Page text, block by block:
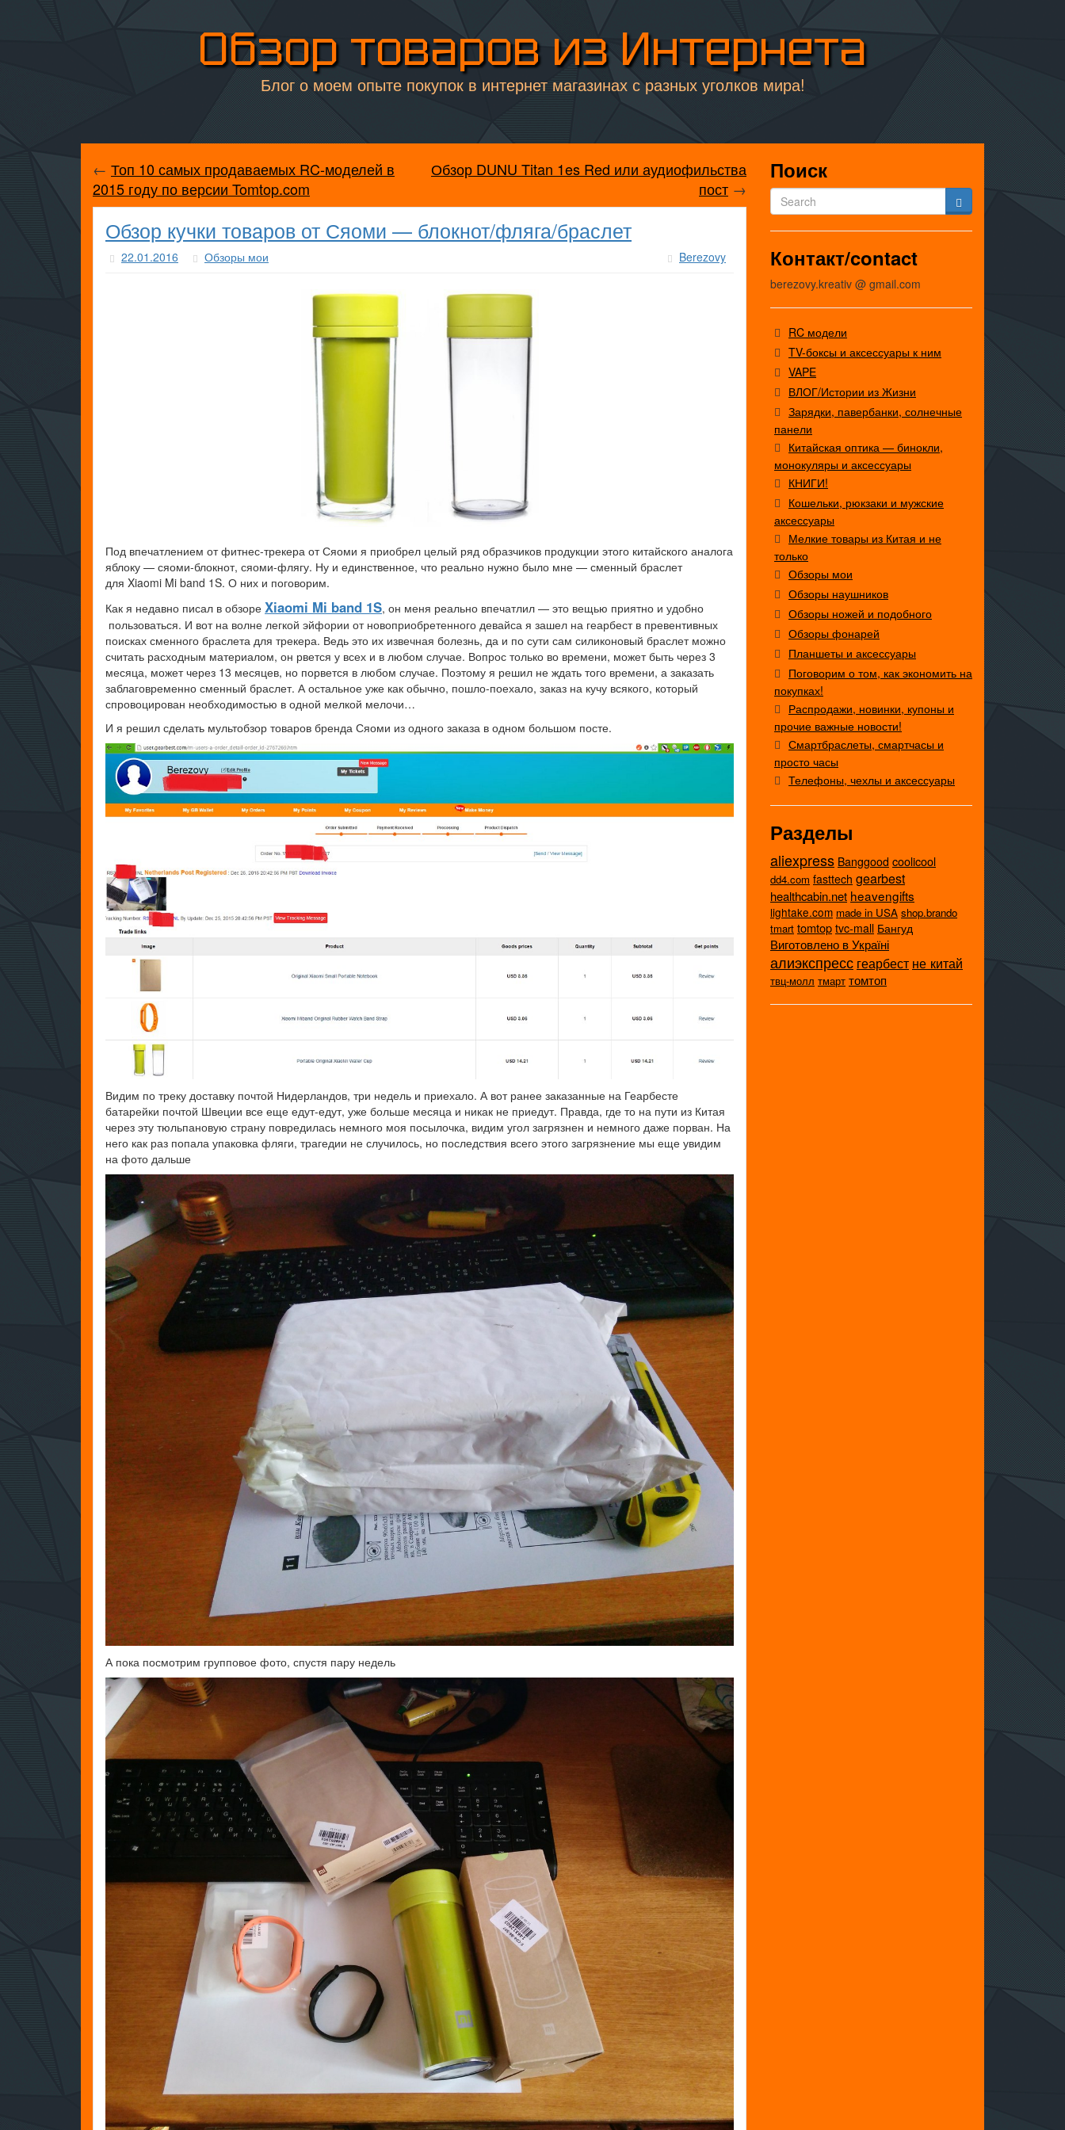
Обзор товаров из Интернета
Блог о моем опыте покупок в интернет магазинах с разных уголков мира!
← Топ 10 самых продаваемых RC-моделей в
2015 году по версии Tomtop.com
Обзор DUNU Titan 1es Red или аудиофильства
пост →
Обзор кучки товаров от Сяоми — блокнот/фляга/браслет
22.01.2016 Обзоры мои Berezovy
Под впечатлением от фитнес-трекера от Сяоми я приобрел целый ряд образчиков продукции этого китайского аналога
яблоку — сяоми-блокнот, сяоми-флягу. Ну и единственное, что реально нужно было мне — сменный браслет
для Xiaomi Mi band 1S. О них и поговорим.
Как я недавно писал в обзоре Xiaomi Mi band 1S, он меня реально впечатлил — это вещью приятно и удобно
пользоваться. И вот на волне легкой эйфории от новоприобретенного девайса я зашел на геарбест в превентивных
поисках сменного браслета для трекера. Ведь это их извечная болезнь, да и по сути сам силиконовый браслет можно
считать расходным материалом, он рвется у всех и в любом случае. Вопрос только во времени, может быть через 3
месяца, может через 13 месяцев, но порвется в любом случае. Поэтому я решил не ждать того времени, а заказать
заблаговременно сменный браслет. А остальное уже как обычно, пошло-поехало, заказ на кучу всякого, который
спровоцирован необходимостью в одной мелкой мелочи…
И я решил сделать мультобзор товаров бренда Сяоми из одного заказа в одном большом посте.
Видим по треку доставку почтой Нидерландов, три недель и приехало. А вот ранее заказанные на Геарбесте
батарейки почтой Швеции все еще едут-едут, уже больше месяца и никак не приедут. Правда, где то на пути из Китая
через эту тюльпановую страну повредилась немного моя посылочка, видим угол загрязнен и немного даже порван. На
него как раз попала упаковка фляги, трагедии не случилось, но последствия всего этого загрязнение мы еще увидим
на фото дальше
А пока посмотрим групповое фото, спустя пару недель
Поиск
Контакт/contact
berezovy.kreativ @ gmail.com
RC модели
TV-боксы и аксессуары к ним
VAPE
ВЛОГ/Истории из Жизни
Зарядки, павербанки, солнечные
панели
Китайская оптика — бинокли,
монокуляры и аксессуары
КНИГИ!
Кошельки, рюкзаки и мужские
аксессуары
Мелкие товары из Китая и не
только
Обзоры мои
Обзоры наушников
Обзоры ножей и подобного
Обзоры фонарей
Планшеты и аксессуары
Поговорим о том, как экономить на
покупках!
Распродажи, новинки, купоны и
прочие важные новости!
Смартбраслеты, смартчасы и
просто часы
Телефоны, чехлы и аксессуары
Разделы
aliexpress Banggood coolicool
dd4.com fasttech gearbest
healthcabin.net heavengifts
lightake.com made in USA shop.brando
tmart tomtop tvc-mall Бангуд
Виготовлено в Україні
алиэкспресс геарбест не китай
твц-молл тмарт томтоп